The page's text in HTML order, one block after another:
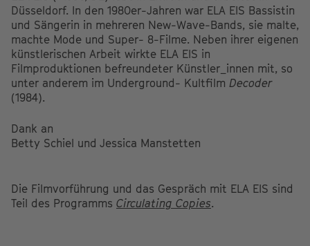
Düsseldorf. In den 1980er-Jahren war ELA EIS Bassistin
und Sängerin in mehreren New-Wave-Bands, sie malte,
machte Mode und Super- 8-Filme. Neben ihrer eigenen
künstlerischen Arbeit wirkte ELA EIS in
Filmproduktionen befreundeter Künstler_innen mit, so
unter anderem im Underground- Kultfilm Decoder
(1984).
Dank an
Betty Schiel und Jessica Manstetten
Die Filmvorführung und das Gespräch mit ELA EIS sind
Teil des Programms Circulating Copies.